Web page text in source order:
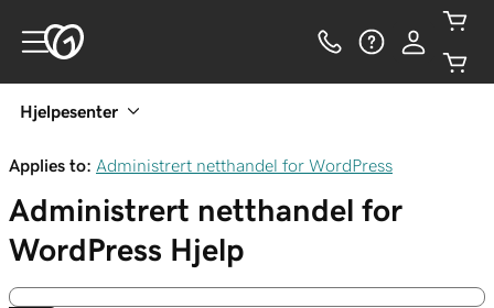
Hjelpesenter
Applies to: Administrert netthandel for WordPress
Administrert netthandel for
WordPress Hjelp